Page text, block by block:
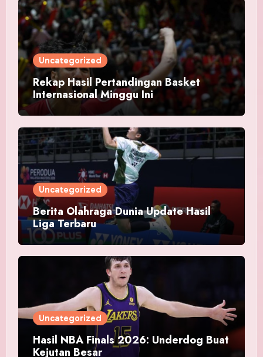
Uncategorized
Rekap Hasil Pertandingan Basket
Internasional Minggu Ini
Uncategorized
Berita Olahraga Dunia Update Hasil
Liga Terbaru
Uncategorized
Hasil NBA Finals 2026: Underdog Buat
Kejutan Besar